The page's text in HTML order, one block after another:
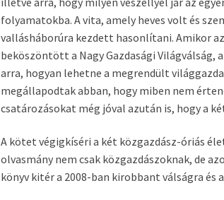
folyamatokba. A vita, amely heves volt és
vallásháborúra kezdett hasonlítani. Amikor
beköszöntött a Nagy Gazdasági
arra, hogyan lehetne a megrendült
megállapodtak abban, hogy miben nem
csatározásokat még jóval azután is, hogy a
A kötet végigkíséri a két közgazdász-óriás
olvasmány nem csak közgazdászoknak, de
könyv kitér a 2008-ban kirobbant válságra és